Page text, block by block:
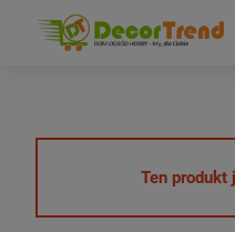
Ten produkt